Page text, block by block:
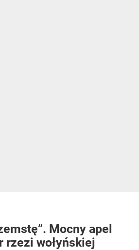
Mocny apel
rzezi wołyńskiej